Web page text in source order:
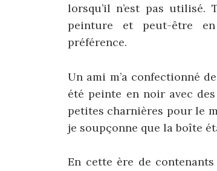
lorsqu’il n’est pas
peinture et peut-être
préférence.
Un ami m’a confectionné
été peinte en noir avec
petites charnières pour le
je soupçonne que la boîte
En cette ère de